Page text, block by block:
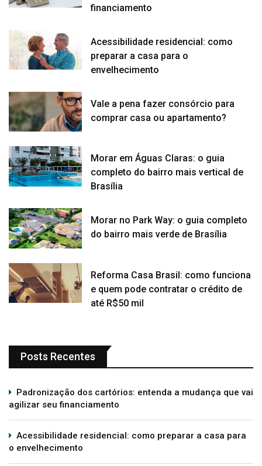
financiamento
Acessibilidade residencial: como
preparar a casa para o
envelhecimento
Vale a pena fazer consórcio para
comprar casa ou apartamento?
Morar em Águas Claras: o guia
completo do bairro mais vertical de
Brasília
Morar no Park Way: o guia completo
do bairro mais verde de Brasília
Reforma Casa Brasil: como funciona
e quem pode contratar o crédito de
até R$50 mil
Posts Recentes
Padronização dos cartórios: entenda a mudança que vai
agilizar seu financiamento
Acessibilidade residencial: como preparar a casa para
o envelhecimento